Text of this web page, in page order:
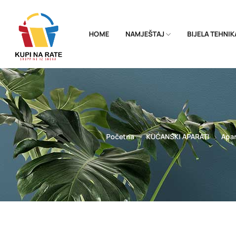
HOME NAMJEŠTAJ BIJELA
Početna KUĆANSKI APARATI